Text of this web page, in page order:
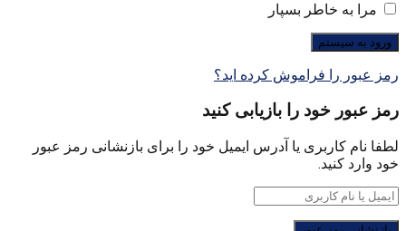
مرا به خاطر بسپار
رمز عبور را فراموش کرده اید؟
رمز عبور خود را بازیابی کنید
لطفا نام کاربری یا آدرس ایمیل خود را برای بازنشانی رمز عبور
خود وارد کنید.